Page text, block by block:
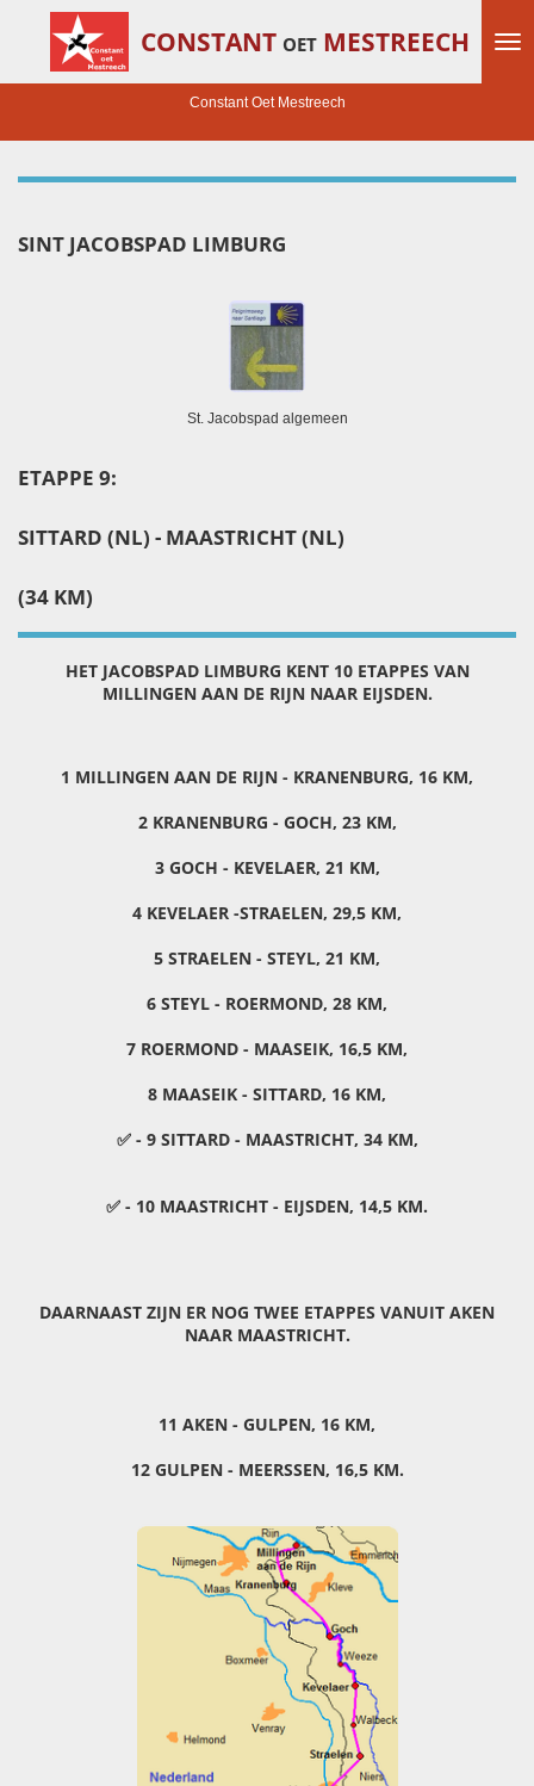
CONSTANT OET MESTREECH
Constant Oet Mestreech
SINT JACOBSPAD LIMBURG
St. Jacobspad algemeen
ETAPPE 9:
SITTARD (NL) - MAASTRICHT (NL)
(34 KM)
HET JACOBSPAD LIMBURG KENT 10 ETAPPES VAN
MILLINGEN AAN DE RIJN NAAR EIJSDEN.
1 MILLINGEN AAN DE RIJN - KRANENBURG, 16 KM,
2 KRANENBURG - GOCH, 23 KM,
3 GOCH - KEVELAER, 21 KM,
4 KEVELAER -STRAELEN, 29,5 KM,
5 STRAELEN - STEYL, 21 KM,
6 STEYL - ROERMOND, 28 KM,
7 ROERMOND - MAASEIK, 16,5 KM,
8 MAASEIK - SITTARD, 16 KM,
✅ - 9 SITTARD - MAASTRICHT, 34 KM,
✅ - 10 MAASTRICHT - EIJSDEN, 14,5 KM.
DAARNAAST ZIJN ER NOG TWEE ETAPPES VANUIT AKEN
NAAR MAASTRICHT.
11 AKEN - GULPEN, 16 KM,
12 GULPEN - MEERSSEN, 16,5 KM.